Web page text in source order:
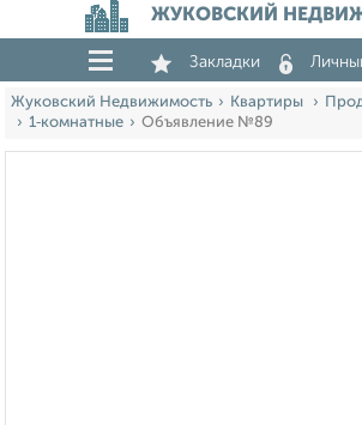
ЖУКОВСКИЙ
Закладки
Жуковский Недвижимость Квартиры
1‑комнатные
Объявление №89